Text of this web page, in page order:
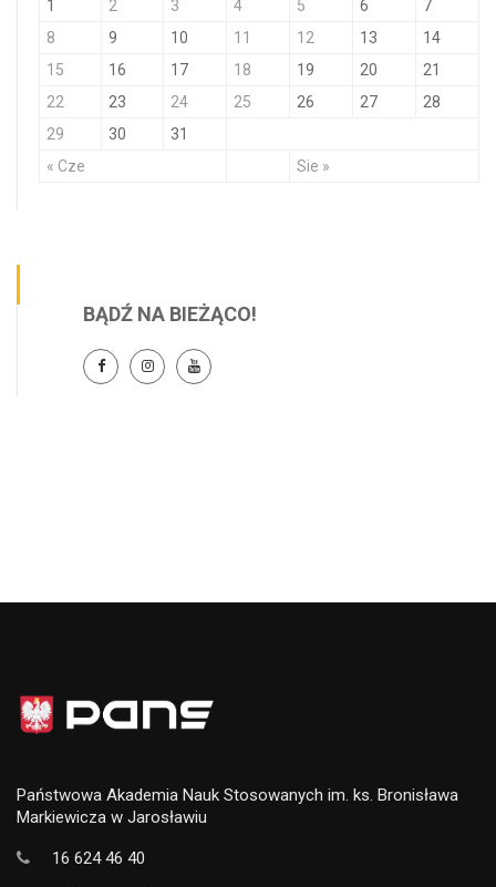
« Cze Sie »
1 2 3 4 5 6
7
8
9 10 11 12 13
14
15
16 17 18 19 20
21
22
23 24 25 26 27
28
29
30 31
BĄDŹ NA BIEŻĄCO!
Państwowa Akademia Nauk Stosowanych im. ks. Bronisława
Markiewicza w Jarosławiu
16 624 46 40